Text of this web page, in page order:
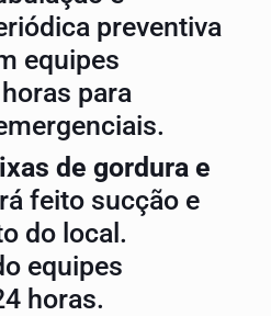
preventiva
equipes
para
de gordura e
feito sucção e
do local.
equipes
horas.